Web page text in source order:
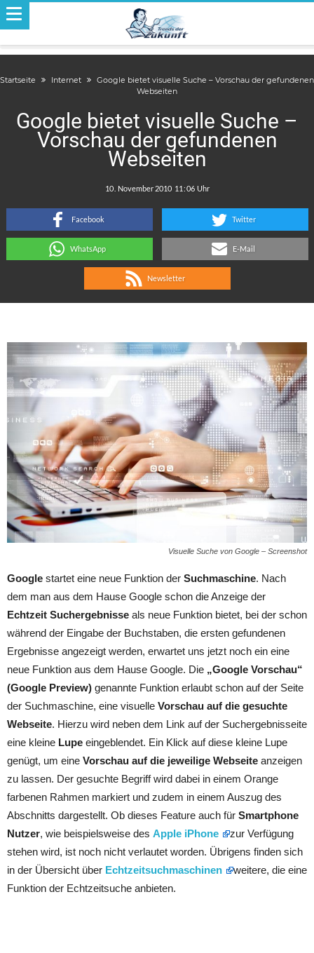
Startseite Internet
Google bietet visuelle Suche – Vorschau der gefundenen
Webseiten
Google bietet visuelle Suche –
Vorschau der gefundenen
Webseiten
:
Facebook Twitter
WhatsApp E-Mail
Newsletter
Visuelle Suche von Google – Screenshot
Google startet eine neue Funktion der Suchmaschine. Nach
dem man aus dem Hause Google schon die Anzeige der
Echtzeit Suchergebnisse als neue Funktion bietet, bei der schon
während der Eingabe der Buchstaben, die ersten gefundenen
Ergebnisse angezeigt werden, erwartet uns jetzt noch ein eine
neue Funktion aus dem Hause Google. Die „Google Vorschau“
(Google Preview) genannte Funktion erlaubt schon auf der Seite
der Suchmaschine, eine visuelle Vorschau auf die gesuchte
Webseite. Hierzu wird neben dem Link auf der Suchergebnisseite
eine kleine Lupe eingeblendet. Ein Klick auf diese kleine Lupe
genügt, um eine Vorschau auf die jeweilige Webseite anzeigen
zu lassen. Der gesuchte Begriff wird dabei in einem Orange
farbenen Rahmen markiert und zudem in einem Auszug des
Abschnitts dargestellt. Ob dieses Feature auch für Smartphone
Nutzer, wie beispielsweise des Apple iPhone
zur Verfügung
stehen wird, ist noch nicht verlautet worden. Übrigens finden sich
in der Übersicht über Echtzeitsuchmaschinen
weitere, die eine
Funktion der Echtzeitsuche anbieten.